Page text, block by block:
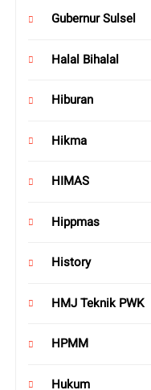
Gubernur Sulsel
Halal Bihalal
Hiburan
Hikma
HIMAS
Hippmas
History
HMJ Teknik PWK
HPMM
Hukum